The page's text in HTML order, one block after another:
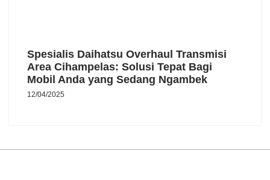
Spesialis Daihatsu Overhaul Transmisi
Area Cihampelas: Solusi Tepat Bagi
Mobil Anda yang Sedang Ngambek
12/04/2025